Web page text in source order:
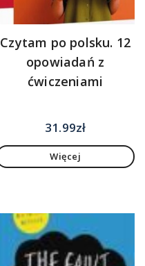
Czytam po polsku. 12
opowiadań z
ćwiczeniami
31.99zł
Więcej